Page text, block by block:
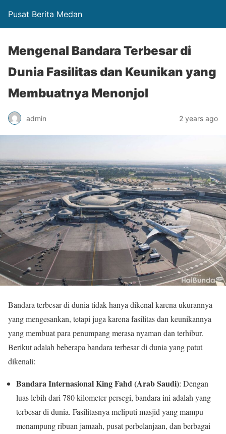
Pusat Berita Medan
Mengenal Bandara Terbesar di
Dunia Fasilitas dan Keunikan yang
Membuatnya Menonjol
admin 2 years ago
Bandara terbesar di dunia tidak hanya dikenal karena ukurannya
yang mengesankan, tetapi juga karena fasilitas dan keunikannya
yang membuat para penumpang merasa nyaman dan terhibur.
Berikut adalah beberapa bandara terbesar di dunia yang patut
dikenali:
Bandara Internasional King Fahd (Arab Saudi): Dengan
luas lebih dari 780 kilometer persegi, bandara ini adalah yang
terbesar di dunia. Fasilitasnya meliputi masjid yang mampu
menampung ribuan jamaah, pusat perbelanjaan, dan berbagai